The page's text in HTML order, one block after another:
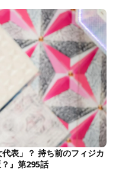
表」？ 持ち前のフィジカ
』第295話